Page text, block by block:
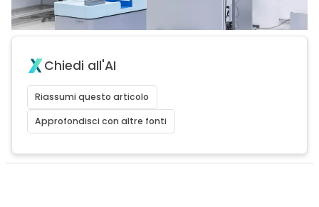
Chiedi all'AI
Riassumi questo articolo
Approfondisci con altre fonti